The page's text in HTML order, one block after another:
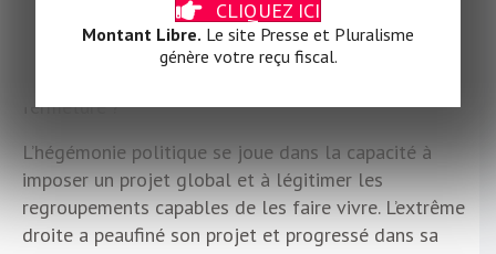
pouvoir, national comme local. Si l’essentiel est de se
protéger, pourquoi ne pas laisser le Rassemblement
fermeture ?
L’hégémonie politique se joue dans la capacité à
imposer un projet global et à légitimer les
regroupements capables de les faire vivre. L’extrême
droite a peaufiné son projet et progressé dans sa
CLIQUEZ ICI
Montant Libre. Le site Presse et Pluralisme
génère votre reçu fiscal.